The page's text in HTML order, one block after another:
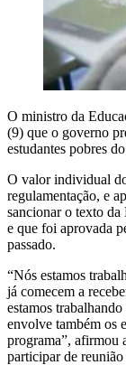
O ministro da
(9) que o governo
estudantes pobres
O valor individual
regulamentação, e
sancionar o texto
e que foi aprovada
passado.
“Nós estamos
já comecem a
estamos
envolve também os
programa”, afirmou
participar de